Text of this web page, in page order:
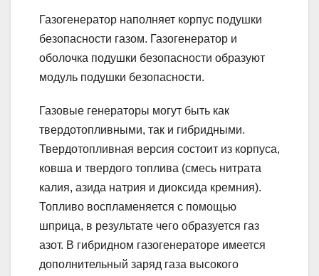
Газогенератор наполняет корпус подушки
безопасности газом. Газогенератор и
оболочка подушки безопасности образуют
модуль подушки безопасности.
Газовые генераторы могут быть как
твердотопливными, так и гибридными.
Твердотопливная версия состоит из корпуса,
ковша и твердого топлива (смесь нитрата
калия, азида натрия и диоксида кремния).
Топливо воспламеняется с помощью
шприца, в результате чего образуется газ
азот. В гибридном газогенераторе имеется
дополнительный заряд газа высокого